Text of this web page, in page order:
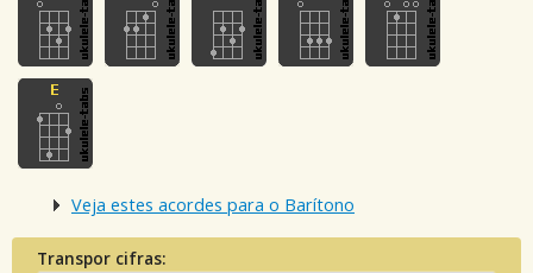
Veja estes acordes para o Barítono
Transpor cifras: